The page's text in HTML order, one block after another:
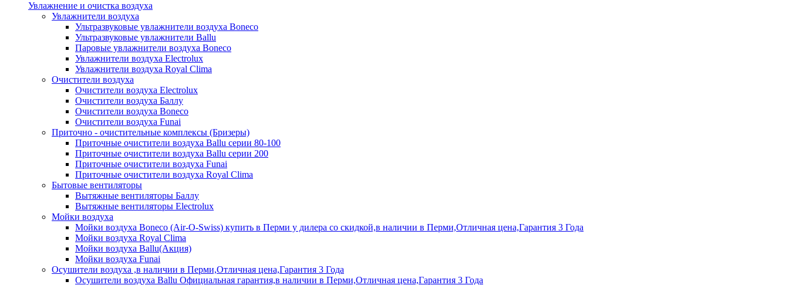
Увлажнение и очистка воздуха
Увлажнители воздуха
Ультразвуковые увлажнители воздуха Boneco
Ультразвуковые увлажнители Ballu
Паровые увлажнители воздуха Boneco
Увлажнители воздуха Electrolux
Увлажнители воздуха Royal Clima
Очистители воздуха
Очистители воздуха Electrolux
Очистители воздуха Баллу
Очистители воздуха Boneco
Очистители воздуха Funai
Приточно - очистительные комплексы (Бризеры)
Приточные очистители воздуха Ballu серии 80-100
Приточные очистители воздуха Ballu серии 200
Приточные очистители воздуха Funai
Приточные очистители воздуха Royal Clima
Бытовые вентиляторы
Вытяжные вентиляторы Баллу
Вытяжные вентиляторы Electrolux
Мойки воздуха
Мойки воздуха Boneco (Air-O-Swiss) купить в Перми у дилера со скидкой,в наличии в Перми,Отличная цена,Гарантия 3 Года
Мойки воздуха Royal Clima
Мойки воздуха Ballu(Акция)
Мойки воздуха Funai
Осушители воздуха ,в наличии в Перми,Отличная цена,Гарантия 3 Года
Осушители воздуха Ballu Официальная гарантия,в наличии в Перми,Отличная цена,Гарантия 3 Года